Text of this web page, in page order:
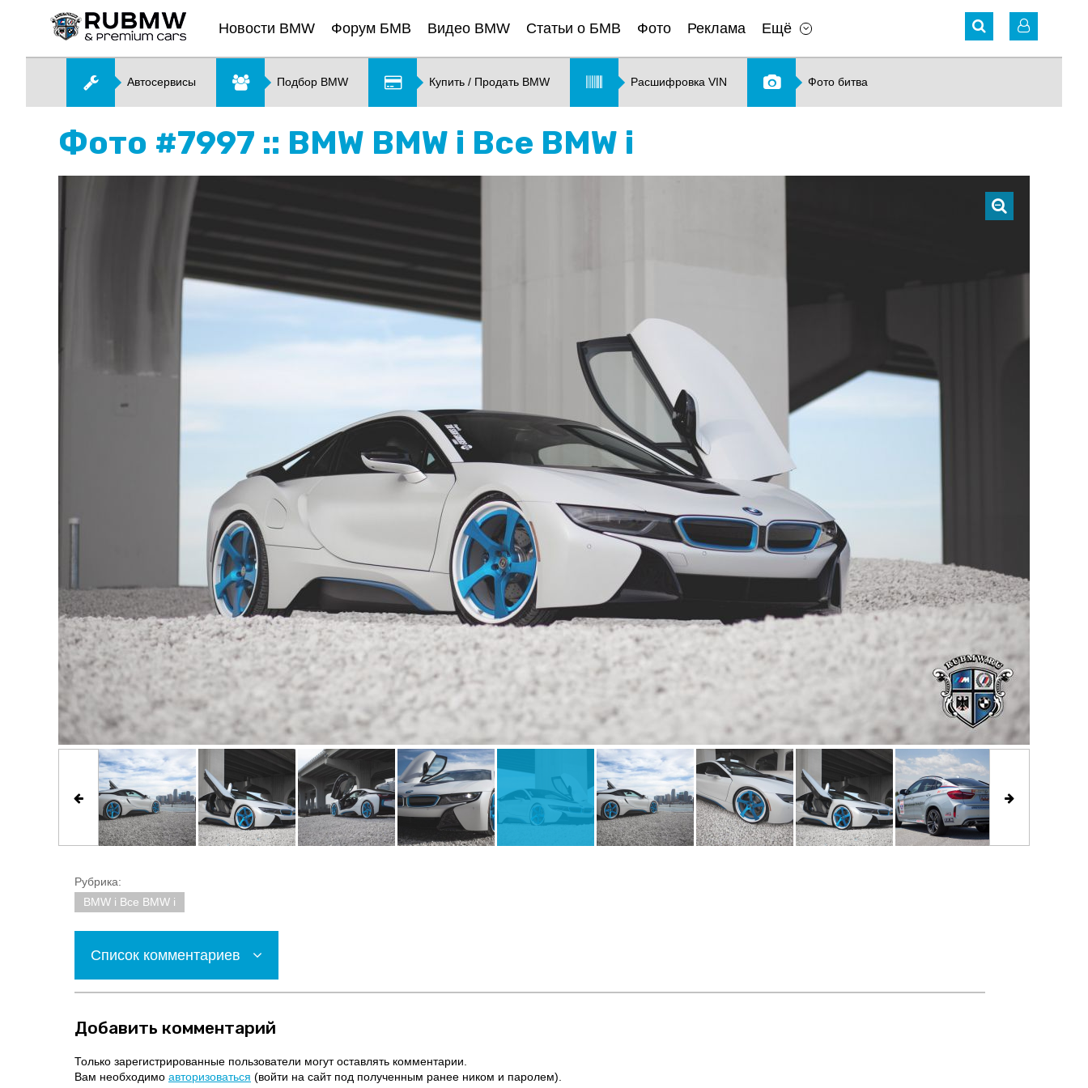
Новости BMW Форум БМВ Видео BMW Статьи о БМВ Фото Реклама Ещё
Автосервисы Подбор BMW Купить / Продать BMW Расшифровка VIN Фото битва
Фото #7997 :: BMW BMW i Все BMW i
Рубрика:
BMW i Все BMW i
Список комментариев
Добавить комментарий
Только зарегистрированные пользователи могут оставлять комментарии.
Вам необходимо авторизоваться (войти на сайт под полученным ранее ником и паролем).